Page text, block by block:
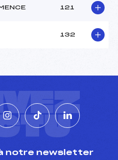
121
132
notre newsletter